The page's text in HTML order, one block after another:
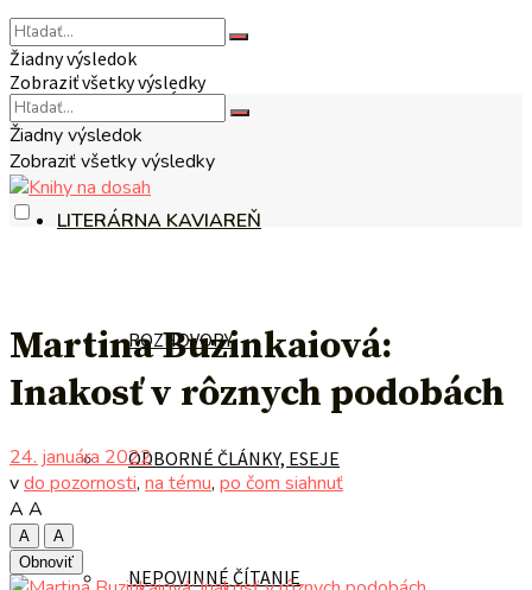
NA TÉMU
LITERÁRNA KAVIAREŇ
ROZHOVORY
ODBORNÉ ČLÁNKY, ESEJE
NEPOVINNÉ ČÍTANIE
Žiadny výsledok
Zobraziť všetky výsledky
Žiadny výsledok
Zobraziť všetky výsledky
Martina Buzinkaiová:
Inakosť v rôznych podobách
24. januára 2022
vdo pozornosti, na tému, po čom siahnuť
A A
A
A
Obnoviť